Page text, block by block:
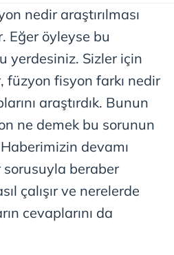
nedir araştırılması
Eğer öyleyse bu
yerdesiniz. Sizler için
füzyon fisyon farkı nedir
araştırdık. Bunun
ne demek bu sorunun
devamı
beraber
çalışır ve nerelerde
cevaplarını da